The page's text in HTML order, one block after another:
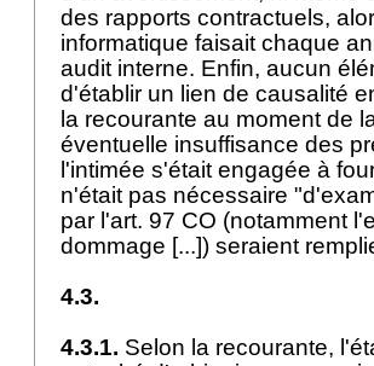
des rapports contractuels,
informatique faisait chaque
audit interne. Enfin, aucun
d'établir un lien de causalité
la recourante au moment de
éventuelle insuffisance des
l'intimée s'était engagée à
n'était pas nécessaire
par l'art. 97 CO (notamment
dommage [...]) seraient
4.3.
4.3.1. Selon la recourante,